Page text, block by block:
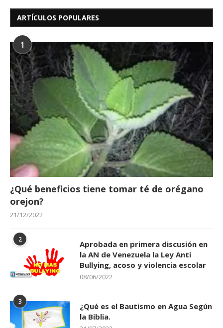
ARTÍCULOS POPULARES
1
¿Qué beneficios tiene tomar té de orégano
orejon?
21/12/2022
2
Aprobada en primera discusión en
la AN de Venezuela la Ley Anti
Bullying, acoso y violencia escolar
08/06/2022
3
¿Qué es el Bautismo en Agua Según
la Biblia.